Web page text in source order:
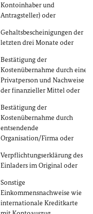
Kontoinhaber und
Antragsteller) oder
Gehaltsbescheinigungen der
letzten drei Monate oder
Bestätigung der
Kostenübernahme durch eine
Privatperson und Nachweise
der finanzieller Mittel oder
Bestätigung der
Kostenübernahme durch
entsendende
Organisation/Firma oder
Verpflichtungserklärung des
Einladers im Original oder
Sonstige
Einkommensnachweise wie
internationale Kreditkarte